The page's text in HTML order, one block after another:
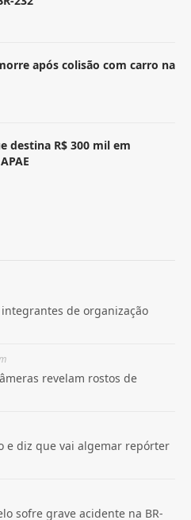
após colisão com carro na
destina R$ 300 mil em
de organização
revelam rostos de
e diz que vai algemar repórter
sofre grave acidente na BR-